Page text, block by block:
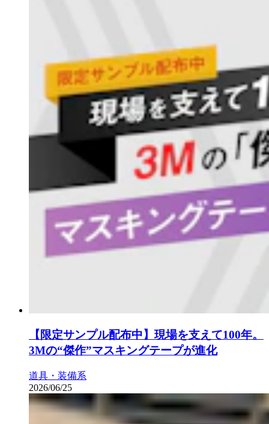
【限定サンプル配布中】現場を支えて100年。
3Mの“傑作”マスキングテープが進化
道具・装備系
2026/06/25